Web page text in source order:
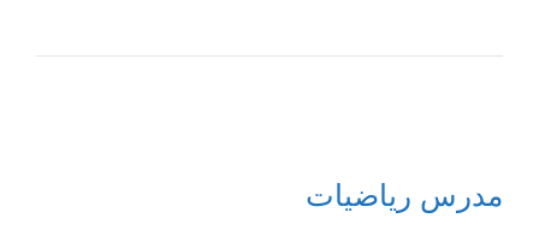
مدرس رياضيات